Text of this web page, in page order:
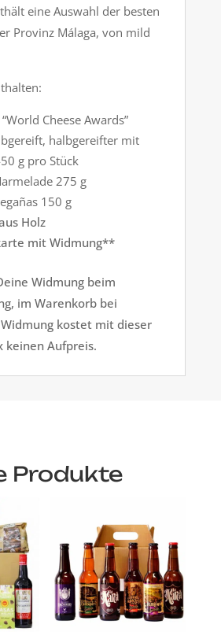
eine Auswahl der besten
Provinz Málaga, von mild
Cheese Awards”
halbgereifter mit
g pro Stück
275 g
150 g
Holz
mit Widmung**
Widmung beim
im Warenkorb bei
kostet mit dieser
keinen Aufpreis.
Produkte